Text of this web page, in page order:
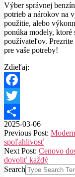
Výber správnej
potrieb a nárokov na
použitie, alebo
ponúka modely, ktoré
používateľov. Prezrite
pre vaše potreby!
Zdieľaj:
Facebook
Twitter
Share
2025-03-06
Previous Post:
spoľahlivosť
Next Post: Cenovo
dovoliť každý
Search